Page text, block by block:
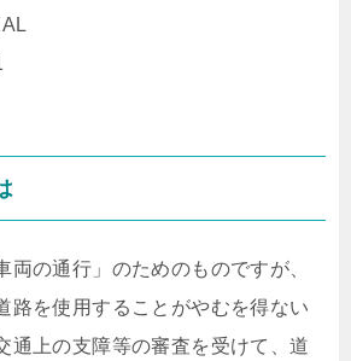
両の通行」のためのものですが、
路を使用することがやむを得ない
通上の支障等の審査を受けて、道